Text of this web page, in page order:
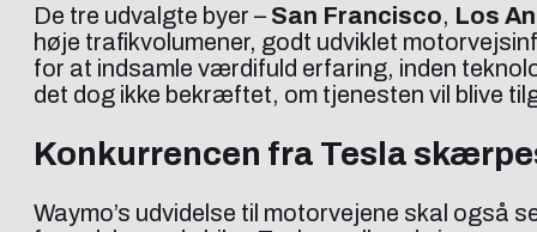
De tre udvalgte byer – San Francisco, Los
høje trafikvolumener, godt udviklet
for at indsamle værdifuld erfaring, inden
det dog ikke bekræftet, om tjenesten vil blive
Konkurrencen fra Tesla
Waymo’s udvidelse til motorvejene skal også